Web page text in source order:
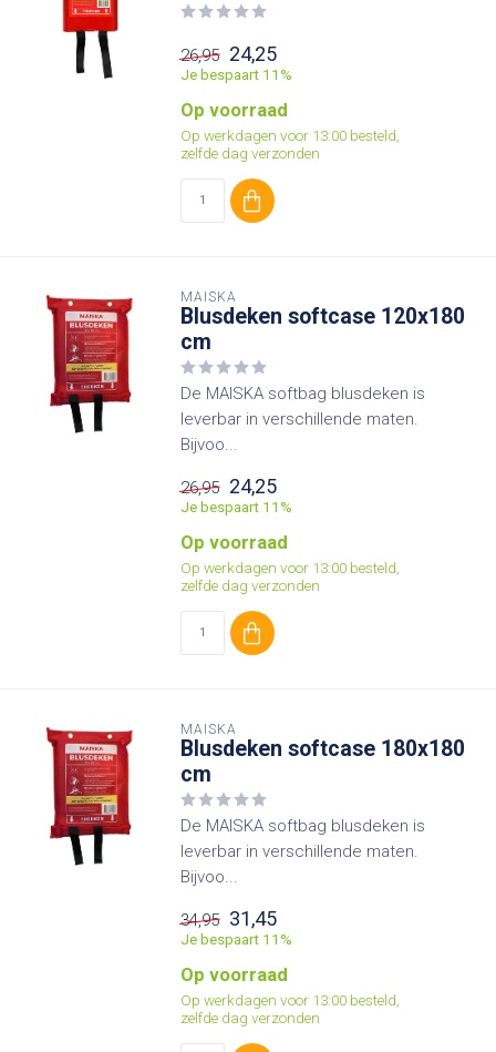
26,95 24,25
Je bespaart 11%
Op voorraad
Op werkdagen voor 13:00 besteld,
zelfde dag verzonden
MAISKA
Blusdeken softcase 120x180
cm
De MAISKA softbag blusdeken is
leverbar in verschillende maten.
Bijvoo...
26,95 24,25
Je bespaart 11%
Op voorraad
Op werkdagen voor 13:00 besteld,
zelfde dag verzonden
MAISKA
Blusdeken softcase 180x180
cm
De MAISKA softbag blusdeken is
leverbar in verschillende maten.
Bijvoo...
34,95 31,45
Je bespaart 11%
Op voorraad
Op werkdagen voor 13:00 besteld,
zelfde dag verzonden